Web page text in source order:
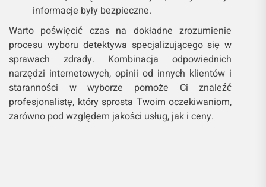
informacje były bezpieczne.
Warto poświęcić czas na dokładne zrozumienie
procesu wyboru detektywa specjalizującego się w
sprawach zdrady. Kombinacja odpowiednich
narzędzi internetowych, opinii od innych klientów i
staranności w wyborze pomoże Ci znaleźć
profesjonalistę, który sprosta Twoim oczekiwaniom,
zarówno pod względem jakości usług, jak i ceny.